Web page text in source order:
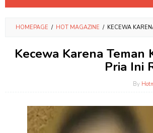
HOMEPAGE / HOT MAGAZINE / KECEWA
Kecewa Karena Teman
Pria Ini
By